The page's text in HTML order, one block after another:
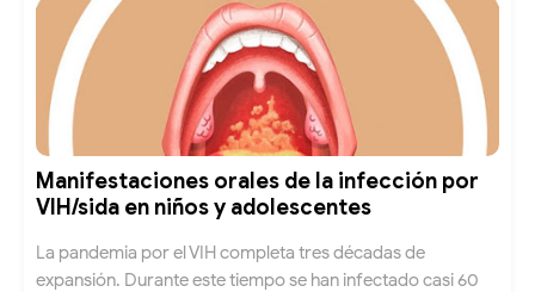
Manifestaciones orales de la infección por
VIH/sida en niños y adolescentes
La pandemia por el VIH completa tres décadas de
expansión. Durante este tiempo se han infectado casi 60